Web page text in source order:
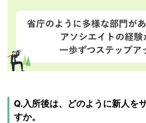
Q.入所後は、どのように新人を
すか。